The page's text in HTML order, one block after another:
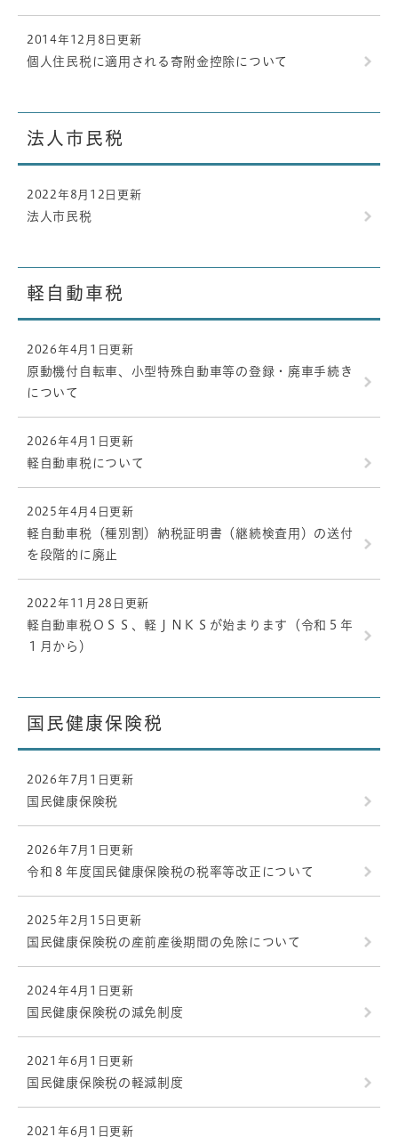
2014年12月8日更新
個人住民税に適用される寄附金控除について
法人市民税
2022年8月12日更新
法人市民税
軽自動車税
2026年4月1日更新
原動機付自転車、小型特殊自動車等の登録・廃車手続き
について
2026年4月1日更新
軽自動車税について
2025年4月4日更新
軽自動車税（種別割）納税証明書（継続検査用）の送付
を段階的に廃止
2022年11月28日更新
軽自動車税ＯＳＳ、軽ＪＮＫＳが始まります（令和５年
１月から）
国民健康保険税
2026年7月1日更新
国民健康保険税
2026年7月1日更新
令和８年度国民健康保険税の税率等改正について
2025年2月15日更新
国民健康保険税の産前産後期間の免除について
2024年4月1日更新
国民健康保険税の減免制度
2021年6月1日更新
国民健康保険税の軽減制度
2021年6月1日更新